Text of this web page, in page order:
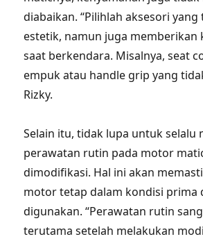
diabaikan. “Pilihlah aksesori yang
estetik, namun juga memberikan
saat berkendara. Misalnya, seat
empuk atau handle grip yang
Rizky.
Selain itu, tidak lupa untuk selalu
perawatan rutin pada motor
dimodifikasi. Hal ini akan
motor tetap dalam kondisi prima
digunakan. “Perawatan rutin
terutama setelah melakukan